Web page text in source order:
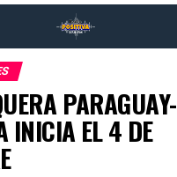
PARAGUAY-
INICIA EL 4 DE